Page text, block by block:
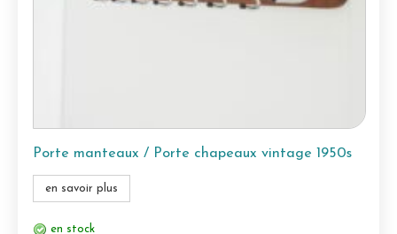
Porte manteaux / Porte chapeaux vintage 1950s
en savoir plus
en stock